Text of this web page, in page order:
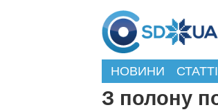
НОВИНИ СТАТТІ
З полону